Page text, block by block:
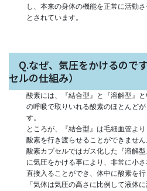
し、本来の身体の機能を正常に活動
とされています。
Q.なぜ、気圧をかけるので
セルの仕組み）
酸素には、『結合型』と『溶解型』
の呼吸で取りいれる酸素のほとんど
す。
ところが、『結合型』は毛細血管よ
酸素を行き渡らせることができません
酸素カプセルではガス化した『溶解
に気圧をかける事により、非常に小
直接入ることができ、体中に酸素を行
「気体は気圧の高さに比例して液体